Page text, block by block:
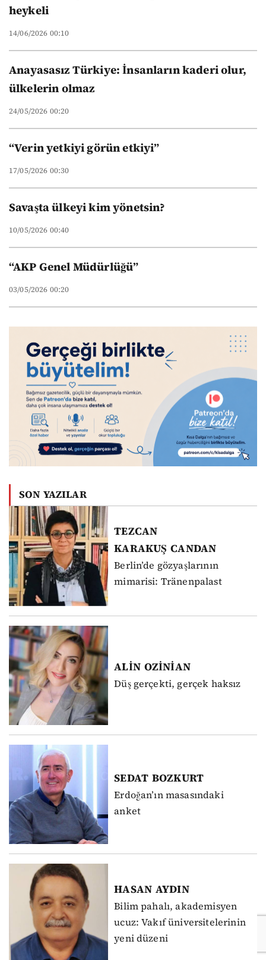
heykeli
14/06/2026 00:10
Anayasasız Türkiye: İnsanların kaderi olur,
ülkelerin olmaz
24/05/2026 00:20
“Verin yetkiyi görün etkiyi”
17/05/2026 00:30
Savaşta ülkeyi kim yönetsin?
10/05/2026 00:40
“AKP Genel Müdürlüğü”
03/05/2026 00:20
SON YAZILAR
TEZCAN
KARAKUŞ CANDAN
Berlin’de gözyaşlarının
mimarisi: Tränenpalast
ALİN OZİNİAN
Düş gerçekti, gerçek haksız
SEDAT BOZKURT
Erdoğan’ın masasındaki
anket
HASAN AYDIN
Bilim pahalı, akademisyen
ucuz: Vakıf üniversitelerinin
yeni düzeni